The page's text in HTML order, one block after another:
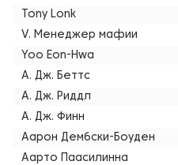
Tony Lonk
V. Менеджер мафии
Yoo Eon-Hwa
А. Дж. Беттс
А. Дж. Риддл
А. Дж. Финн
Аарон Дембски-Боуден
Аарто Паасилинна